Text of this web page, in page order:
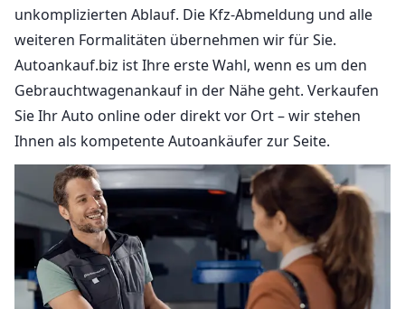
unkomplizierten Ablauf. Die Kfz-Abmeldung und alle
weiteren Formalitäten übernehmen wir für Sie.
Autoankauf.biz ist Ihre erste Wahl, wenn es um den
Gebrauchtwagenankauf in der Nähe geht. Verkaufen
Sie Ihr Auto online oder direkt vor Ort – wir stehen
Ihnen als kompetente Autoankäufer zur Seite.